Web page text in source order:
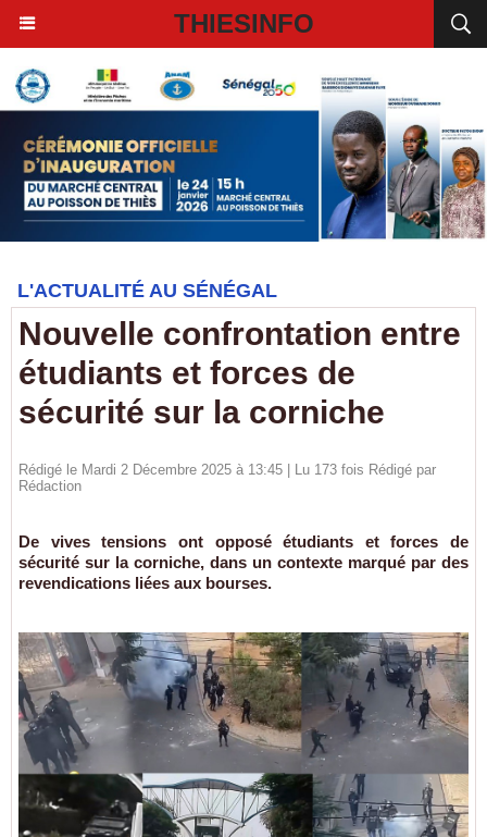
THIESINFO
L'ACTUALITÉ AU SÉNÉGAL
Nouvelle confrontation entre
étudiants et forces de
sécurité sur la corniche
Rédigé le Mardi 2 Décembre 2025 à 13:45 | Lu 173 fois Rédigé par
Rédaction
De vives tensions ont opposé étudiants et forces de
sécurité sur la corniche, dans un contexte marqué par des
revendications liées aux bourses.